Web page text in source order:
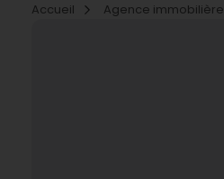
Accueil
Agence immobilière